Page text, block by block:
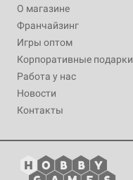
О магазине
Франчайзинг
Игры оптом
Корпоративные подарки
Работа у нас
Новости
Контакты